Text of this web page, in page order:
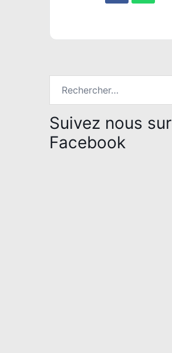
Suivez nous sur
Facebook